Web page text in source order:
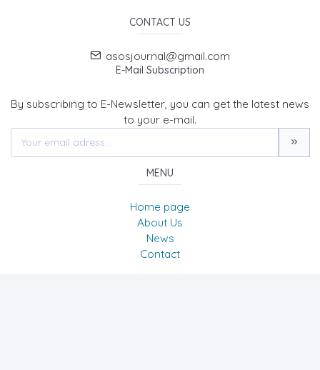
CONTACT US
asosjournal@gmail.com
E-Mail Subscription
By subscribing to E-Newsletter, you can get the latest news
to your e-mail.
MENU
Home page
About Us
News
Contact